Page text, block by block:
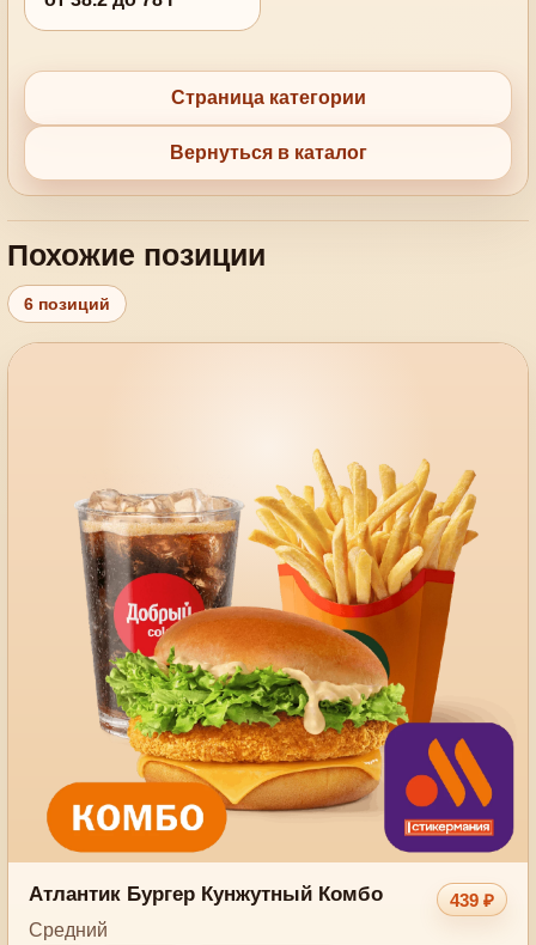
Страница категории
Вернуться в каталог
Похожие позиции
6 позиций
Атлантик Бургер Кунжутный Комбо
439 ₽
Средний